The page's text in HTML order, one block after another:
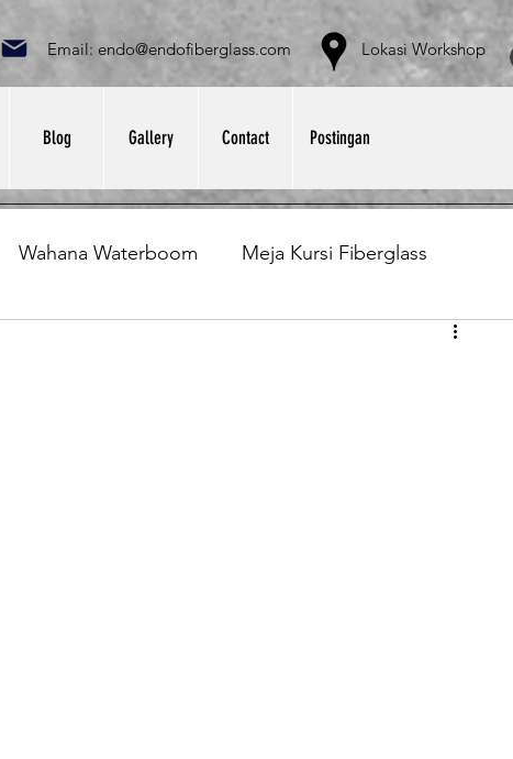
Email: endo@endofiberglass.com Lokasi Workshop
Blog Gallery Contact Postingan
Wahana Waterboom Meja Kursi Fiberglass
Payung Parasol